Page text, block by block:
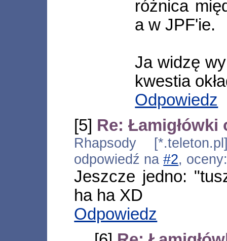
różnica
a w JPF'ie.
Ja widzę
kwestia
Odpowiedz
[5] Re: Łamigłówki
Rhapsody
odpowiedź na#2,
Jeszcze jedno:
ha ha XD
Odpowiedz